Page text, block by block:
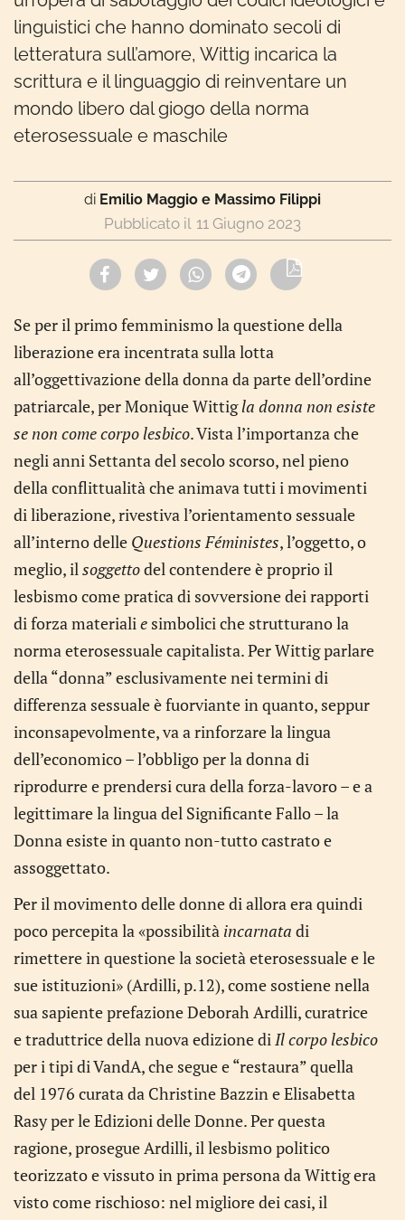
linguistici che hanno dominato secoli di
letteratura sull’amore, Wittig incarica la
scrittura e il linguaggio di reinventare un
mondo libero dal giogo della norma
eterosessuale e maschile
di Emilio Maggio e Massimo Filippi
11 Giugno 2023
Se per il primo femminismo la questione della
liberazione era incentrata sulla lotta
all’oggettivazione della donna da parte dell’ordine
patriarcale, per Monique Wittigla donna non esiste
se non come corpo lesbico. Vista l’importanza che
negli anni Settanta del secolo scorso, nel pieno
della conflittualità che animava tutti i movimenti
di liberazione, rivestiva l’orientamento sessuale
all’interno delle Questions Féministes, l’oggetto, o
meglio, ilsoggettodel contendere è proprio il
lesbismo come pratica di sovversione dei rapporti
di forza materialie simbolici che strutturano la
norma eterosessuale capitalista. Per Wittig parlare
della “donna” esclusivamente nei termini di
differenza sessuale è fuorviante in quanto, seppur
inconsapevolmente, va a rinforzare la lingua
dell’economico – l’obbligo per la donna di
riprodurre e prendersi cura della forza-lavoro – e a
legittimare la lingua del Significante Fallo – la
Donna esiste in quanto non-tutto castrato e
assoggettato.
Per il movimento delle donne di allora era quindi
poco percepita la «possibilità incarnata di
rimettere in questione la società eterosessuale e le
sue istituzioni» (Ardilli, p.12), come sostiene nella
sua sapiente prefazione Deborah Ardilli, curatrice
e traduttrice della nuova edizione diIl corpo lesbico
per i tipi di VandA, che segue e “restaura” quella
del 1976 curata da Christine Bazzin e Elisabetta
Rasy per le Edizioni delle Donne. Per questa
ragione, prosegue Ardilli, il lesbismo politico
teorizzato e vissuto in prima persona da Wittig era
visto come rischioso: nel migliore dei casi, il